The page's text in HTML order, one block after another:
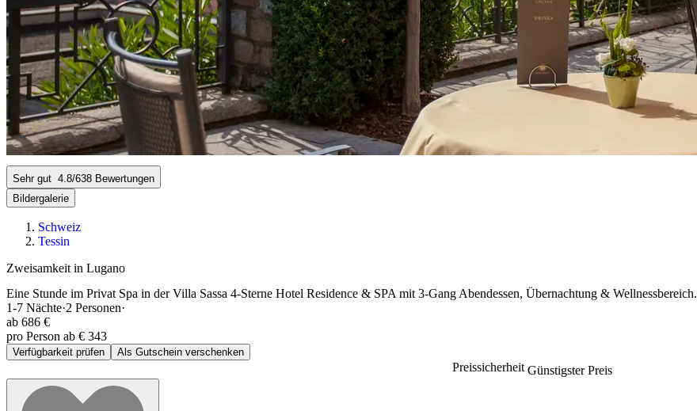
Sehr gut 4.8/638 Bewertungen
Bildergalerie
Schweiz
Tessin
Zweisamkeit in Lugano
Eine Stunde im Privat Spa in der Villa Sassa 4-Sterne Hotel Residence & SPA mit 3-Gang Abendessen, Übernachtung & Wellnessbereich.
1-7 Nächte·2 Personen·
ab 686 €
pro Person ab € 343
Verfügbarkeit prüfen Als Gutschein verschenken
Preissicherheit Günstigster Preis